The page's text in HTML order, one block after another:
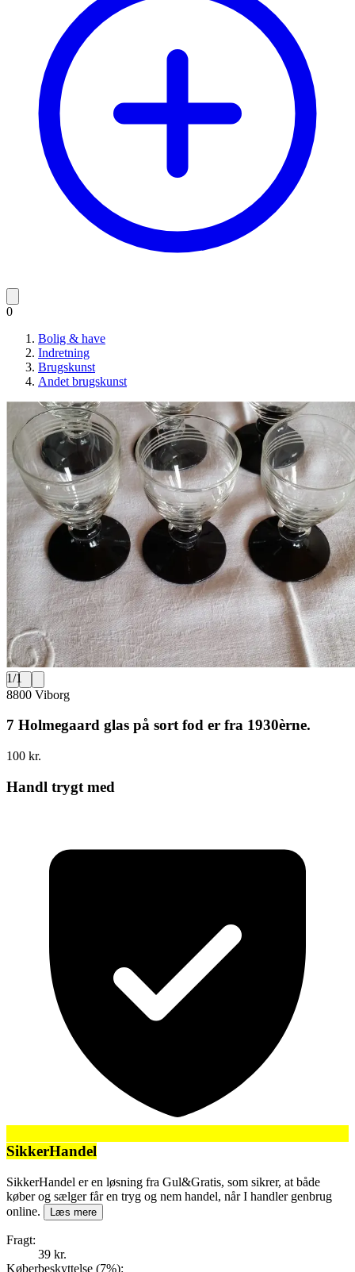
0
Bolig & have
Indretning
Brugskunst
Andet brugskunst
1/1
8800 Viborg
7 Holmegaard glas på sort fod er fra 1930èrne.
100 kr.
Handl trygt med
SikkerHandel
SikkerHandel er en løsning fra Gul&Gratis, som sikrer, at både
køber og sælger får en tryg og nem handel, når I handler genbrug
online.
Læs mere
Fragt:
39 kr.
Køberbeskyttelse (7%):